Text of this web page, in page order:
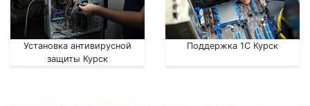
Установка антивирусной
защиты Курск
Поддержка 1С Курск